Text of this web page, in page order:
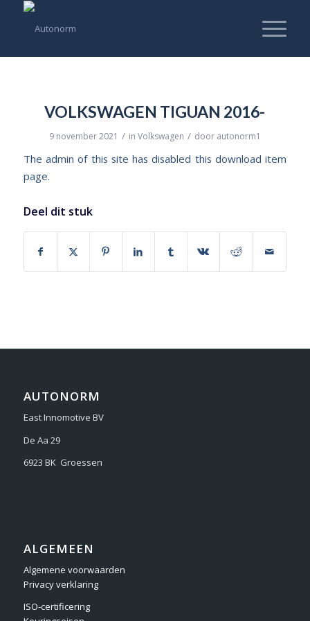
VOLKSWAGEN TIGUAN 2016-
9 november 2021 / in Volkswagen / door autonorm1
The admin of this site has disabled this download item
page.
Deel dit stuk
AUTONORM
East Innomotive BV
De Aa 29
6923 BK Groessen
ALGEMEEN
Algemene voorwaarden
Privacy verklaring
ISO-certificering